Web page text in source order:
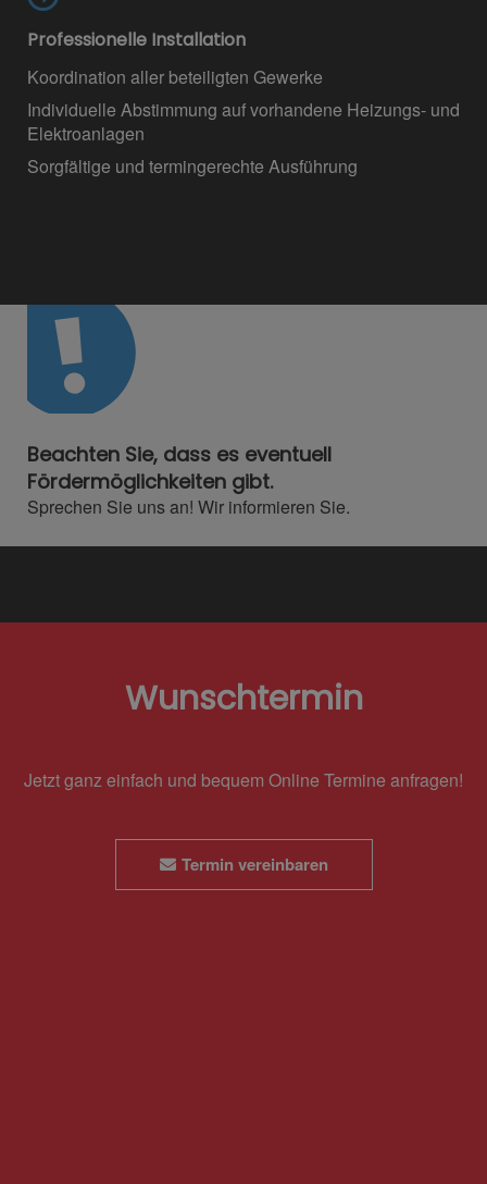
Professionelle Installation
Koordination aller beteiligten Gewerke
Individuelle Abstimmung auf vorhandene Heizungs- und
Elektroanlagen
Sorgfältige und termingerechte Ausführung
Beachten Sie, dass es eventuell
Fördermöglichkeiten gibt.
Sprechen Sie uns an! Wir informieren Sie.​
Wunschtermin
Jetzt ganz einfach und bequem Online Termine anfragen!
Termin vereinbaren